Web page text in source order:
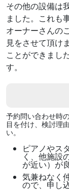
その他の設備は
ました。これも
オーナーさんの
見をさせて頂け
ことができまし
す。
予約問い合わせ時
目を付け、検討理
い。
ピアノやス
く、他施設
が近い）が
気兼ねなく
ので、申し